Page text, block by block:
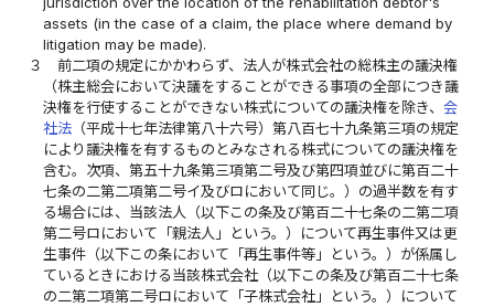
assets (in the case of a claim, the place where demand by
litigation may be made).
３
前二項の規定にかかわらず、法人が株式会社の総株主の議決権
（株主総会において決議をすることができる事項の全部につき議
決権を行使することができない株式についての議決権を除き、会
社法 （平成十七年法律第八十六号）第八百七十九条第三項の規定
により議決権を有するものとみなされる株式についての議決権を
含む。次項、第五十九条第三項第二号及び第四項並びに第百二十
七条の二第二項第二号イ及びロにおいて同じ。）の過半数を有す
る場合には、当該法人（以下この条及び第百二十七条の二第二項
第二号ロにおいて「親法人」という。）について再生事件又は更
生事件（以下この条において「再生事件等」という。）が係属し
ているときにおける当該株式会社（以下この条及び第百二十七条
の二第二項第二号ロにおいて「子株式会社」という。）について